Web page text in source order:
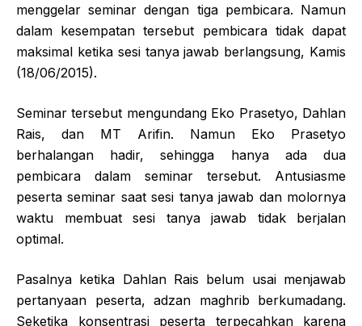
menggelar seminar dengan tiga pembicara. Namun
dalam kesempatan tersebut pembicara tidak dapat
maksimal ketika sesi tanya jawab berlangsung, Kamis
(18/06/2015).
Seminar tersebut mengundang Eko Prasetyo, Dahlan
Rais, dan MT Arifin. Namun Eko Prasetyo
berhalangan hadir, sehingga hanya ada dua
pembicara dalam seminar tersebut. Antusiasme
peserta seminar saat sesi tanya jawab dan molornya
waktu membuat sesi tanya jawab tidak berjalan
optimal.
Pasalnya ketika Dahlan Rais belum usai menjawab
pertanyaan peserta, adzan maghrib berkumadang.
Seketika konsentrasi peserta terpecahkan karena